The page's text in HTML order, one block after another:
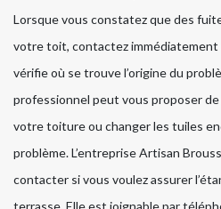
Lorsque vous constatez que des
votre toit, contactez immédiatement
vérifie où se trouve l’origine du
professionnel peut vous proposer
votre toiture ou changer les tuiles
problème. L’entreprise Artisan
contacter si vous voulez assurer
terrasse. Elle est joignable par